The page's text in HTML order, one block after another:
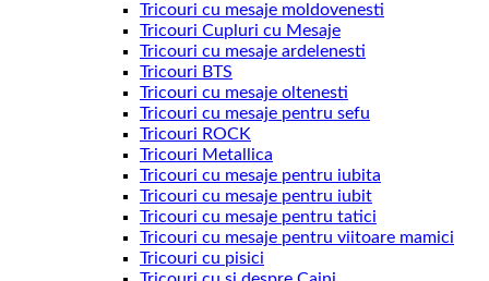
Tricouri cu mesaje moldovenesti
Tricouri Cupluri cu Mesaje
Tricouri cu mesaje ardelenesti
Tricouri BTS
Tricouri cu mesaje oltenesti
Tricouri cu mesaje pentru sefu
Tricouri ROCK
Tricouri Metallica
Tricouri cu mesaje pentru iubita
Tricouri cu mesaje pentru iubit
Tricouri cu mesaje pentru tatici
Tricouri cu mesaje pentru viitoare mamici
Tricouri cu pisici